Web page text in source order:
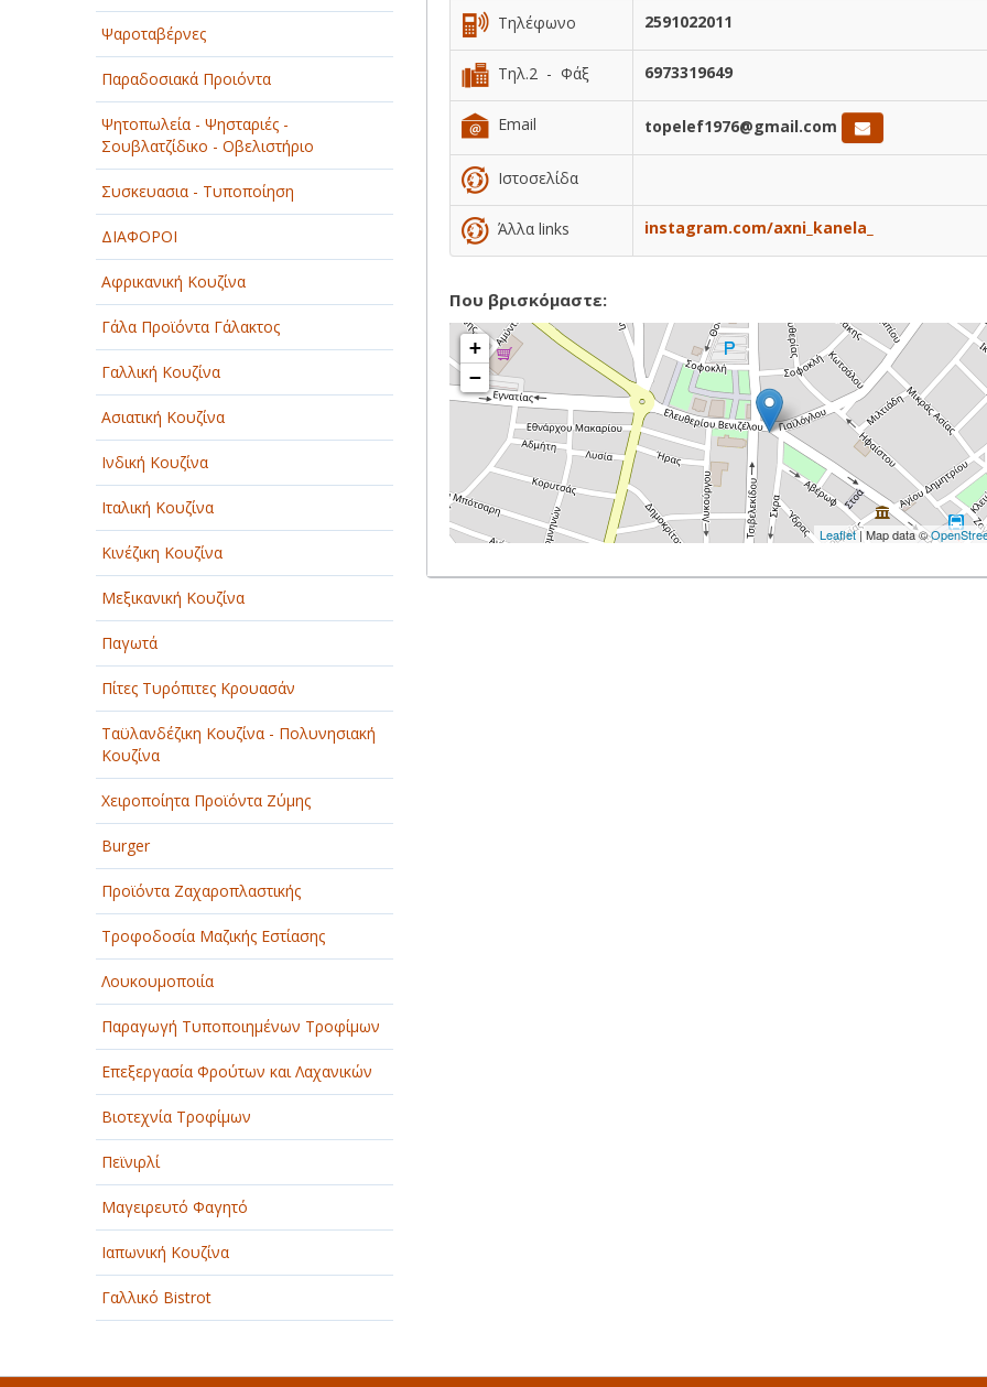
ΤΕΧΝΟΛΟΓΙΑ
ΥΓΕΙΑ - ΙΑΤΡΟΙ
ΦΑΓΗΤΟ
Ψαροταβέρνες
Παραδοσιακά Προιόντα
Ψητοπωλεία - Ψησταριές -
Σουβλατζίδικο - Οβελιστήριο
Συσκευασια - Τυποποίηση
ΔΙΑΦΟΡΟΙ
Αφρικανική Κουζίνα
Γάλα Προϊόντα Γάλακτος
Γαλλική Κουζίνα
Ασιατική Κουζίνα
Ινδική Κουζίνα
Ιταλική Κουζίνα
Κινέζικη Κουζίνα
Μεξικανική Κουζίνα
Παγωτά
Πίτες Τυρόπιτες Κρουασάν
Ταϋλανδέζικη Κουζίνα - Πολυνησιακή
Κουζίνα
Χειροποίητα Προϊόντα Ζύμης
Burger
Προϊόντα Ζαχαροπλαστικής
Τροφοδοσία Μαζικής Εστίασης
Λουκουμοποιία
Παραγωγή Τυποποιημένων Τροφίμων
Επεξεργασία Φρούτων και Λαχανικών
Βιοτεχνία Τροφίμων
Πεϊνιρλί
Μαγειρευτό Φαγητό
Ιαπωνική Κουζίνα
Γαλλικό Bistrot
Τηλέφωνο 2591022011
Τηλ.2 - Φάξ 6973319649
Email topelef1976@gmail.com
Ιστοσελίδα
Άλλα links instagram.com/axni_kanela_
Που βρισκόμαστε:
+
−
Leaflet| Map data ©